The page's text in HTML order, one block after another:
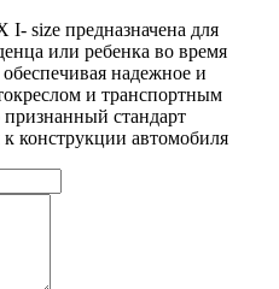
I- size предназначена для
или ребенка во время
надежное и
и транспортным
стандарт
к конструкции автомобиля